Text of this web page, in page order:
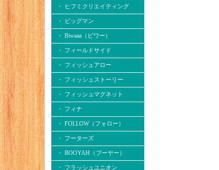
・ ヒフミクリエイティング
・ ビッグマン
・ Biwaaa（ビワー）
・ フィールドサイド
・ フィッシュアロー
・ フィッシュストーリー
・ フィッシュマグネット
・ フィナ
・ FOLLOW（フォロー）
・ フーターズ
・ BOOYAH（ブーヤー）
・ フラッシュユニオン